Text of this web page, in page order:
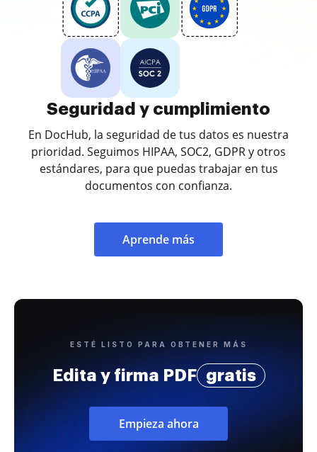
Seguridad y cumplimiento
En DocHub, la seguridad de tus datos es nuestra
prioridad. Seguimos HIPAA, SOC2, GDPR y otros
estándares, para que puedas trabajar en tus
documentos con confianza.
Aprende más
ESTÉ LISTO PARA OBTENER MÁS
Edita y firma PDF gratis
Empieza ahora